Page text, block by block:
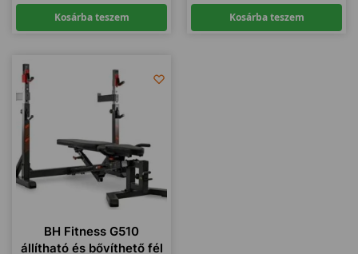
Kosárba teszem Kosárba teszem
BH Fitness G510
állítható és bővíthető fél